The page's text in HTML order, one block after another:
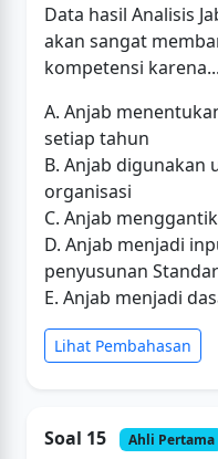
Data hasil Analisis
akan sangat
kompetensi karena...
A. Anjab
setiap tahun
B. Anjab digunakan
organisasi
C. Anjab
D. Anjab menjadi
penyusunan
E. Anjab menjadi
Lihat Pembahasan
Soal 15 Ahli Pertama